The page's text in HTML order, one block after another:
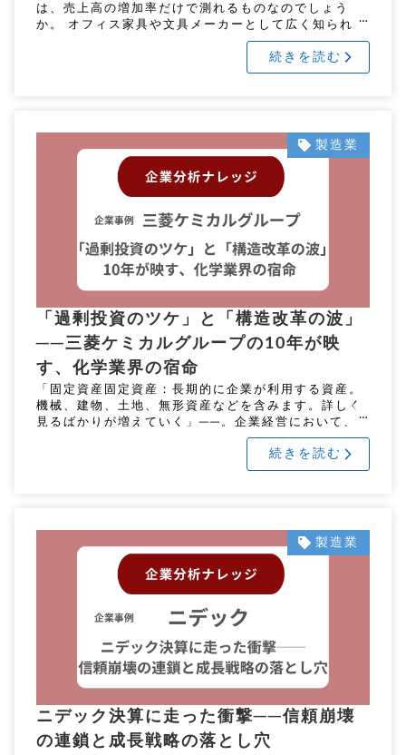
は、売上高の増加率だけで測れるものなのでしょう
か。 オフィス家具や文具メーカーとして広く知られる
コクヨ株式会社は、その問いに対して静かに、しかし
続きを読む
製造業
「過剰投資のツケ」と「構造改革の波」
──三菱ケミカルグループの10年が映
す、化学業界の宿命
「固定資産固定資産：長期的に企業が利用する資産。
機械、建物、土地、無形資産などを含みます。詳しく
見るばかりが増えていく」──。企業経営において、
これは決してポジティブな評価ではない。なぜならそ
続きを読む
製造業
ニデック決算に走った衝撃──信頼崩壊
の連鎖と成長戦略の落とし穴